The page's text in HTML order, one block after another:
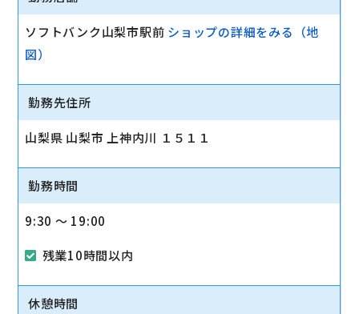
ソフトバンク山梨市駅前 ショップの詳細をみる（地
図）
勤務先住所
山梨県 山梨市 上神内川 １５１１
勤務時間
9:30 〜 19:00
残業10時間以内
休憩時間